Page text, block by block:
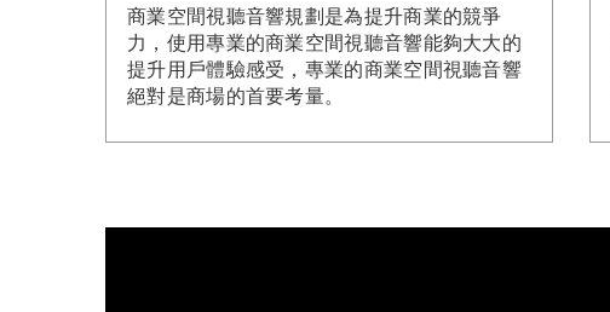
商業空間視聽音響規劃是為提升商業的競爭
力，使用專業的商業空間視聽音響能夠大大的
提升用戶體驗感受，專業的商業空間視聽音響
絕對是商場的首要考量。